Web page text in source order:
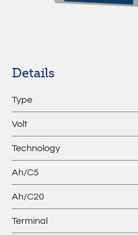
Details
Type
Volt
Technology
Ah/C5
Ah/C20
Terminal